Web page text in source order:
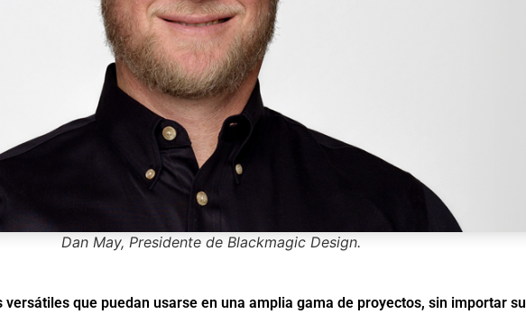
Dan May, Presidente de Blackmagic Design.
versátiles que puedan usarse en una amplia gama de proyectos, sin importar su